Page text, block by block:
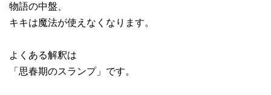
物語の中盤、
キキは魔法が使えなくなります。
よくある解釈は
「思春期のスランプ」です。